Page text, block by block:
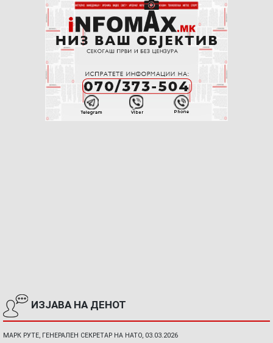
ИЗЈАВА НА ДЕНОТ
МАРК РУТЕ, ГЕНЕРАЛЕН СЕКРЕТАР НА НАТО, 03.03.2026